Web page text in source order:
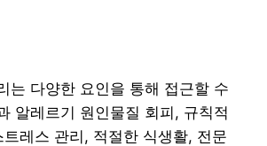
는 다양한 요인을 통해 접근할 수
알레르기 원인물질 회피, 규칙적
레스 관리, 적절한 식생활, 전문